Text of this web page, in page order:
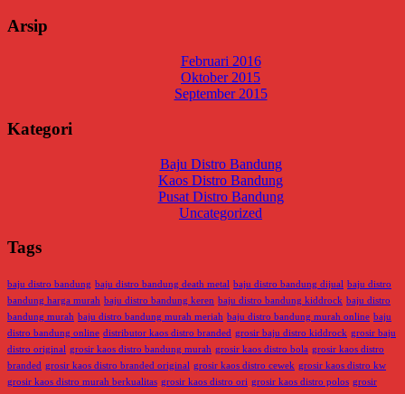
Arsip
Februari 2016
Oktober 2015
September 2015
Kategori
Baju Distro Bandung
Kaos Distro Bandung
Pusat Distro Bandung
Uncategorized
Tags
baju distro bandung baju distro bandung death metal baju distro bandung dijual baju distro
bandung harga murah baju distro bandung keren baju distro bandung kiddrock baju distro
bandung murah baju distro bandung murah meriah baju distro bandung murah online baju
distro bandung online distributor kaos distro branded grosir baju distro kiddrock grosir baju
distro original grosir kaos distro bandung murah grosir kaos distro bola grosir kaos distro
branded grosir kaos distro branded original grosir kaos distro cewek grosir kaos distro kw
grosir kaos distro murah berkualitas grosir kaos distro ori grosir kaos distro polos grosir